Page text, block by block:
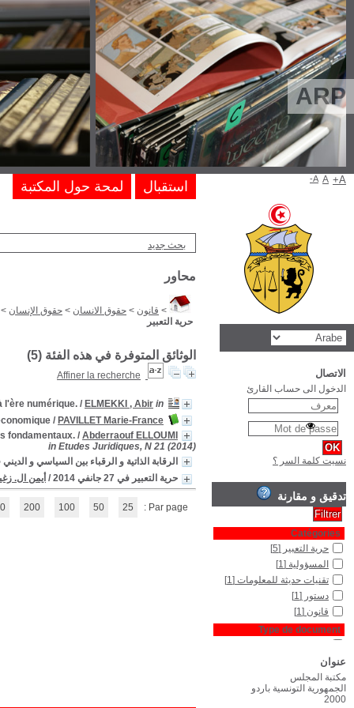
Les Défits de la
Le droit d'informer : le rôle des médias dans le
Les Limites de la liberté d'expression relatives à la protection de
التميمي للبحث العلمي و المعلومات
1
(1 - 5 / 5)